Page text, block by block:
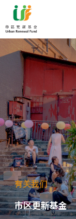
有关我们
市区更新基金